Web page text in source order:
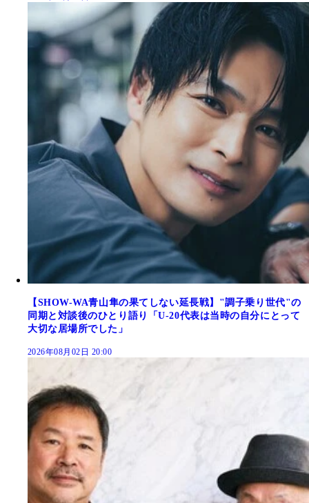
【SHOW-WA青山隼の果てしない延長戦】"調子乗り世代"の
同期と対談後のひとり語り「U-20代表は当時の自分にとって
大切な居場所でした」
2026年08月02日 20:00